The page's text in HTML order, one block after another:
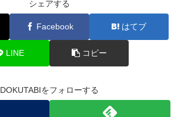
シェアする
Facebook はてブ
LINE コピー
DOKUTABIをフォローする